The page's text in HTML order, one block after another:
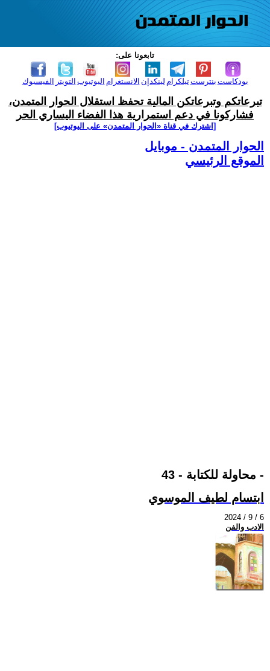
تابعونا على:
الفيسبوك التويتر اليوتيوب الانستغرام لينكدإن تيلكرامبنترست بودكاست
تبرعاتكم وتبرعاتكن المالية تحفظ استقلال الحوار المتمدن،
فشاركونا في دعم استمرارية هذا الفضاء اليساري الحر
[اشترك في قناة ‫«الحوار المتمدن» على اليوتيوب]
الحوار المتمدن - موبايل
الموقع الرئيسي
محاولة للكتابة - 43 -
ابتسام لطيف الموسوي
2024 / 9 / 6
الادب والفن